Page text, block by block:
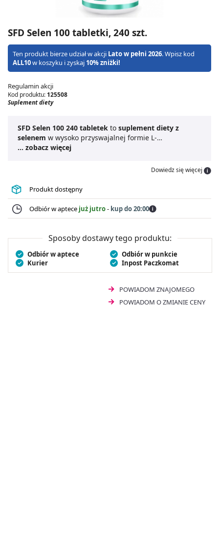
SFD Selen 100 tabletki, 240 szt.
Ten produkt bierze udział w akcji Lato w pełni 2026. Wpisz kod
ALL10w koszyku i zyskaj 10% zniżki!
Regulamin akcji
Kod produktu: 125508
Suplement diety
SFD Selen 100 240 tabletek to suplement diety z
selenem w wysoko przyswajalnej formie L-
selenometioniny. Produkt ten stosowany jest w celu
swoje właściwości. Przyczynia się do utrzymania
funkcjonowanie układu odpornościowego oraz
wspomaga pracę tarczycy. Dodatkowo pomaga w
ochronie komórek organizmu przed stresem
oksydacyjnym i przyczynia się do prawidłowej
forma suplementacji. Suplement dietySFD Selen 100
240 tabletek
jest odpowiedni dla osób dorosłych.
... zobacz więcej
Dowiedz się więcej
Produkt dostępny
Odbiór w aptece już jutro- kup do 20:00
Sposoby dostawy tego produktu:
Odbiór w aptece
Odbiór w punkcie
Kurier
Inpost Paczkomat
POWIADOM ZNAJOMEGO
POWIADOM O ZMIANIE CENY